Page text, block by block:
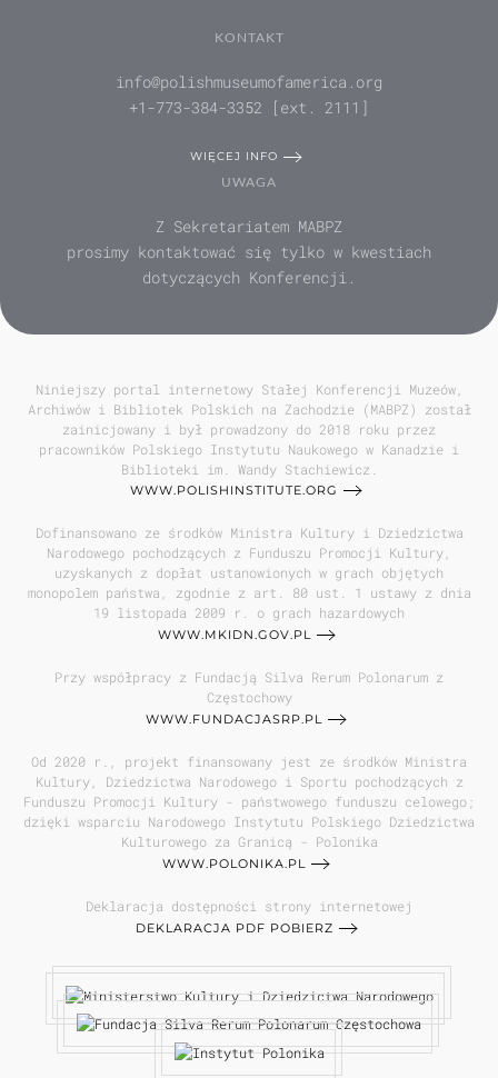
KONTAKT
info@polishmuseumofamerica.org
+1-773-384-3352 [ext. 2111]
WIĘCEJ INFO
UWAGA
Z Sekretariatem MABPZ
prosimy kontaktować się tylko w kwestiach
dotyczących Konferencji.
Niniejszy portal internetowy Stałej Konferencji Muzeów,
Archiwów i Bibliotek Polskich na Zachodzie (MABPZ) został
zainicjowany i był prowadzony do 2018 roku przez
pracowników Polskiego Instytutu Naukowego w Kanadzie i
Biblioteki im. Wandy Stachiewicz.
WWW.POLISHINSTITUTE.ORG
Dofinansowano ze środków Ministra Kultury i Dziedzictwa
Narodowego pochodzących z Funduszu Promocji Kultury,
uzyskanych z dopłat ustanowionych w grach objętych
monopolem państwa, zgodnie z art. 80 ust. 1 ustawy z dnia
19 listopada 2009 r. o grach hazardowych
WWW.MKIDN.GOV.PL
Przy współpracy z Fundacją Silva Rerum Polonarum z
Częstochowy
WWW.FUNDACJASRP.PL
Od 2020 r., projekt finansowany jest ze środków Ministra
Kultury, Dziedzictwa Narodowego i Sportu pochodzących z
Funduszu Promocji Kultury - państwowego funduszu celowego;
dzięki wsparciu Narodowego Instytutu Polskiego Dziedzictwa
Kulturowego za Granicą - Polonika
WWW.POLONIKA.PL
Deklaracja dostępności strony internetowej
DEKLARACJA PDF POBIERZ